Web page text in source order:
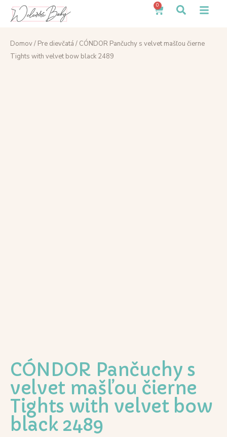
0
Domov/ Pre dievčatá / CÓNDOR Pančuchy s velvet mašľou čierne
Tights with velvet bow black 2489
CÓNDOR Pančuchy s
velvet mašľou čierne
Tights with velvet bow
black 2489